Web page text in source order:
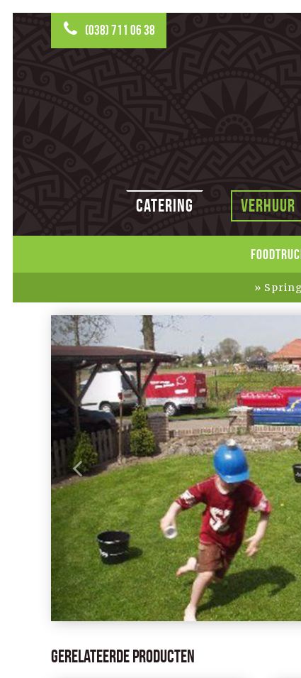
(038) 711 06 38
Catering Verhuur
Gerelateerde producten